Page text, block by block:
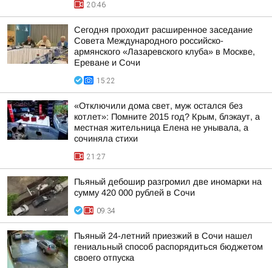
20:46
Сегодня проходит расширенное заседание
Совета Международного российско-
армянского «Лазаревского клуба» в Москве,
Ереване и Сочи
15:22
«Отключили дома свет, муж остался без
котлет»: Помните 2015 год? Крым, блэкаут, а
местная жительница Елена не унывала, а
сочиняла стихи
21:27
Пьяный дебошир разгромил две иномарки на
сумму 420 000 рублей в Сочи
09:34
Пьяный 24-летний приезжий в Сочи нашел
гениальный способ распорядиться бюджетом
своего отпуска